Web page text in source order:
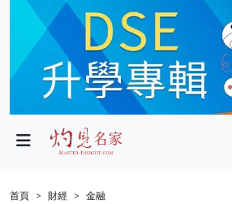
政局
財經
首頁 財經
金融